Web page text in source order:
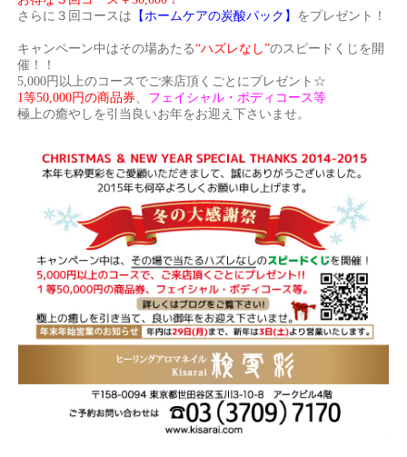
さらに３回コースは 【ホームケアの炭酸パック】 をプレゼント！
キャンペーン中はその場あたる“ハズレなし”のスピードくじを開
催！！
5,000円以上のコースでご来店頂くごとにプレゼント☆
1等50,000円の商品券
フェイシャル・ボディコース等
極上の癒やしを引当良いお年をお迎え下さいませ。